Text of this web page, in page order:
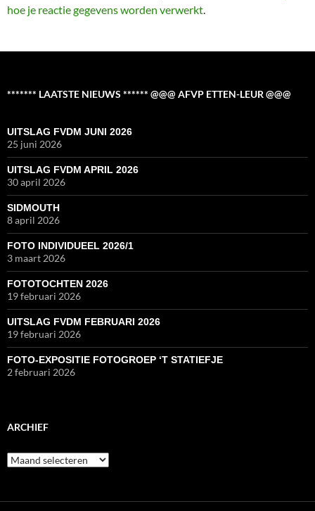
hoe je reactie gegevens worden verwerkt
******* LAATSTE NIEUWS ****** @@@ AFVP ETTEN-LEUR @@@
UITSLAG FVDM JUNI 2026
25 juni 2026
UITSLAG FVDM APRIL 2026
30 april 2026
SIDMOUTH
8 april 2026
FOTO INDIVIDUEEL 2026/1
3 maart 2026
FOTOTOCHTEN 2026
19 februari 2026
UITSLAG FVDM FEBRUARI 2026
19 februari 2026
FOTO-EXPOSITIE FOTOGROEP ‘T STATIEFJE
2 februari 2026
ARCHIEF
Archief